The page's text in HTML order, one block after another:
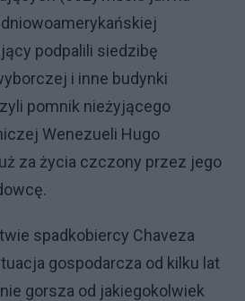
podpalili siedzibę
i inne budynki
pomnik nieżyjącego
Wenezueli Hugo
za życia czczony przez jego
spadkobiercy Chaveza
gospodarcza od kilku lat
gorsza od jakiegokolwiek